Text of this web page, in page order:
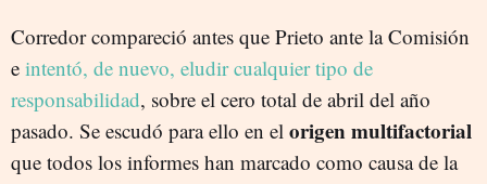
Corredor compareció antes que Prieto ante la Comisión
e intentó, de nuevo, eludir cualquier tipo de
responsabilidad, sobre el cero total de abril del año
pasado. Se escudó para ello en el origen multifactorial
que todos los informes han marcado como causa de la